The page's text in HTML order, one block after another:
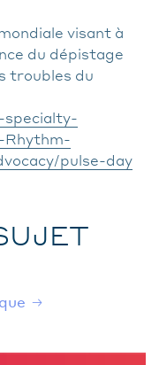
visant à
du dépistage
troubles du
specialty-
Rhythm-
pulse-day